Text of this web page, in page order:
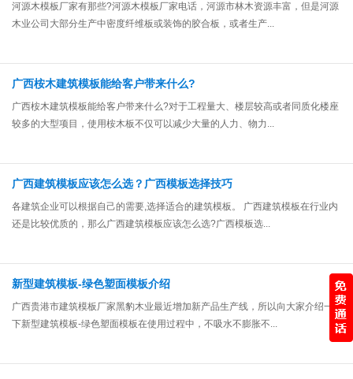
河源木模板厂家有那些?河源木模板厂家电话，河源市林木资源丰富，但是河源
木业公司大部分生产中密度纤维板或装饰的胶合板，或者生产...
广西桉木建筑模板能给客户带来什么?
广西桉木建筑模板能给客户带来什么?对于工程量大、楼层较高或者同质化楼座
较多的大型项目，使用桉木板不仅可以减少大量的人力、物力...
广西建筑模板应该怎么选？广西模板选择技巧
各建筑企业可以根据自己的需要,选择适合的建筑模板。 广西建筑模板在行业内
还是比较优质的，那么广西建筑模板应该怎么选?广西模板选...
新型建筑模板-绿色塑面模板介绍
广西贵港市建筑模板厂家黑豹木业最近增加新产品生产线，所以向大家介绍一
下新型建筑模板-绿色塑面模板在使用过程中，不吸水不膨胀不...